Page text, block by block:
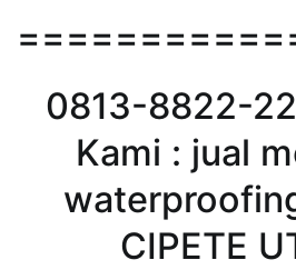
0813-8822-
Kami : jual
CIPETE